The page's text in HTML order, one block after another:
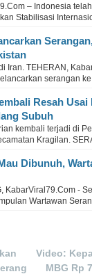
– Indonesia
Stabilisasi
Iran. TEHERAN,
serangan ke
Resah
Subuh
kembali terjadi di
Kragilan.
Dibunuh,
KabarViral79.Com -
Wartawan
Video:
MBG Rp